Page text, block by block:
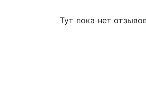
Тут пока нет